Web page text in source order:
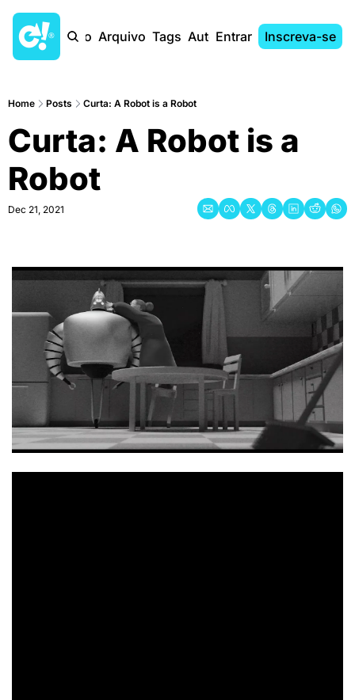
Início Arquivo Tags AutoresEntrar Inscreva-se
Home Posts Curta: A Robot is a Robot
Curta: A Robot is a
Robot
Dec 21, 2021